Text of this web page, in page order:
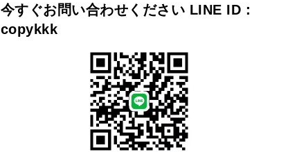
今すぐお問い合わせください LINE ID：
copykkk